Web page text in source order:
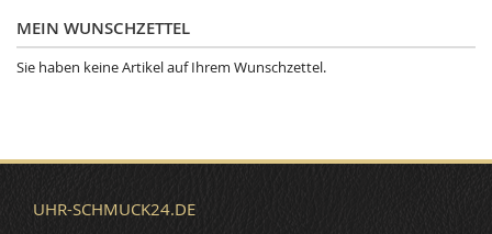
MEIN WUNSCHZETTEL
Sie haben keine Artikel auf Ihrem Wunschzettel.
UHR-SCHMUCK24.DE